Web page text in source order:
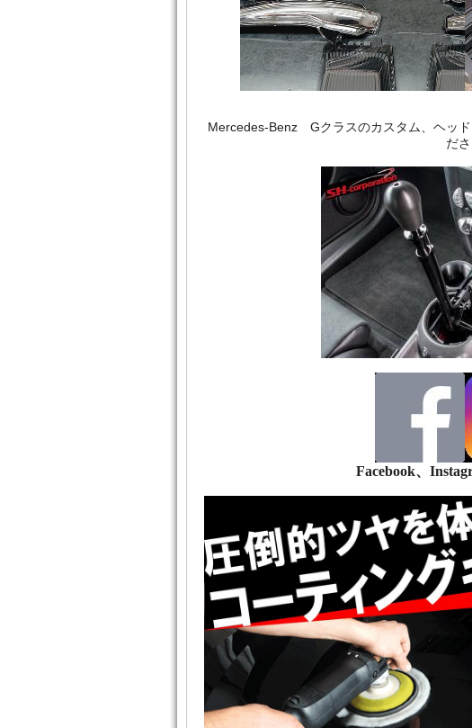
Mercedes‐Benz Gクラスのカスタム、ヘッ
だ
Facebook、